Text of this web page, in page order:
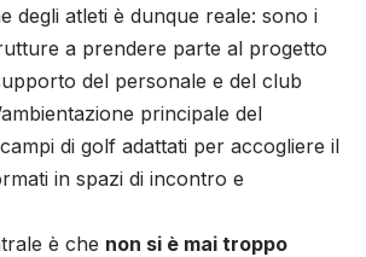
degli atleti è dunque reale: sono i
a prendere parte al progetto
del personale e del club
principale del
di golf adattati per accogliere il
in spazi di incontro e
è che non si è mai troppo